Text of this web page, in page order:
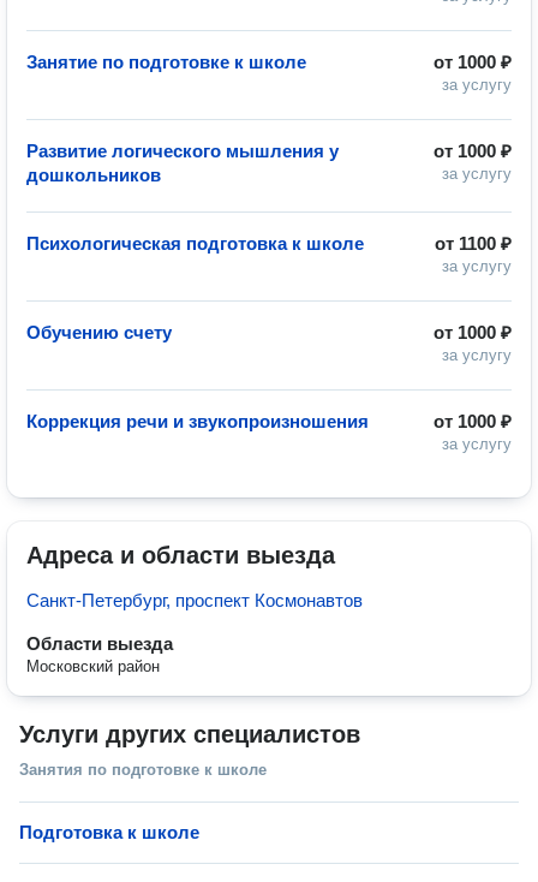
от 1000 ₽
за услугу
Занятие по подготовке к школе
от 1000 ₽
за услугу
Развитие логического мышления у
дошкольников
от 1100 ₽
за услугу
Психологическая подготовка к школе
от 1000 ₽
за услугу
Обучению счету
от 1000 ₽
за услугу
Коррекция речи и звукопроизношения
Адреса и области выезда
Санкт-Петербург, проспект Космонавтов
Области выезда
Московский район
Услуги других специалистов
Занятия по подготовке к школе
Подготовка к школе